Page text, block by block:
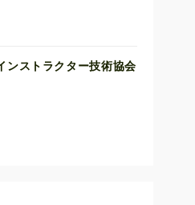
ンストラクター技術協会